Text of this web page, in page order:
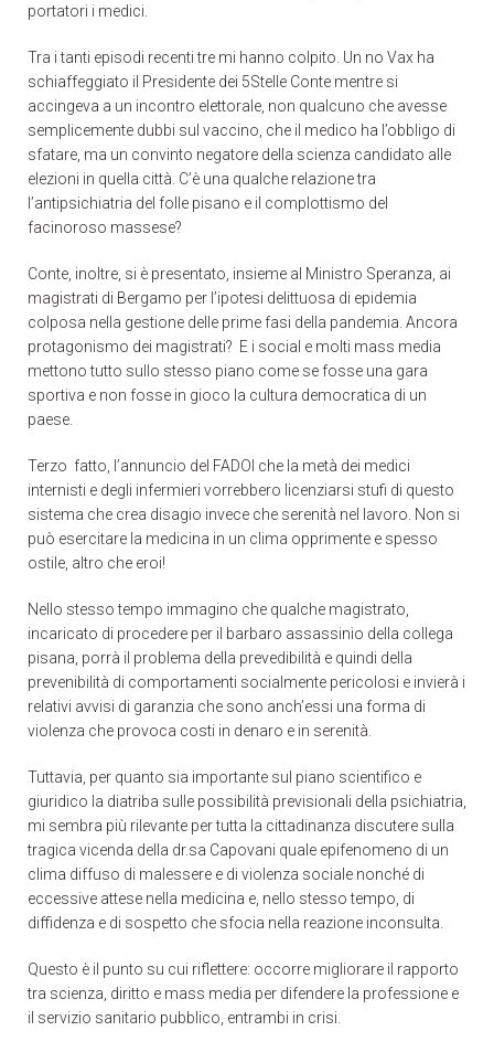
portatori i medici.
Tra i tanti episodi recenti tre mi hanno colpito. Un no Vax ha
schiaffeggiato il Presidente dei 5Stelle Conte mentre si
accingeva a un incontro elettorale, non qualcuno che avesse
semplicemente dubbi sul vaccino, che il medico ha l’obbligo di
sfatare, ma un convinto negatore della scienza candidato alle
elezioni in quella città. C’è una qualche relazione tra
l’antipsichiatria del folle pisano e il complottismo del
facinoroso massese?
Conte, inoltre, si è presentato, insieme al Ministro Speranza, ai
magistrati di Bergamo per l’ipotesi delittuosa di epidemia
colposa nella gestione delle prime fasi della pandemia. Ancora
protagonismo dei magistrati? E i social e molti mass media
mettono tutto sullo stesso piano come se fosse una gara
sportiva e non fosse in gioco la cultura democratica di un
paese.
Terzo fatto, l’annuncio del FADOI che la metà dei medici
internisti e degli infermieri vorrebbero licenziarsi stufi di questo
sistema che crea disagio invece che serenità nel lavoro. Non si
può esercitare la medicina in un clima opprimente e spesso
ostile, altro che eroi!
Nello stesso tempo immagino che qualche magistrato,
incaricato di procedere per il barbaro assassinio della collega
pisana, porrà il problema della prevedibilità e quindi della
prevenibilità di comportamenti socialmente pericolosi e invierà i
relativi avvisi di garanzia che sono anch’essi una forma di
violenza che provoca costi in denaro e in serenità.
Tuttavia, per quanto sia importante sul piano scientifico e
giuridico la diatriba sulle possibilità previsionali della psichiatria,
mi sembra più rilevante per tutta la cittadinanza discutere sulla
tragica vicenda della dr.sa Capovani quale epifenomeno di un
clima diffuso di malessere e di violenza sociale nonché di
eccessive attese nella medicina e, nello stesso tempo, di
diffidenza e di sospetto che sfocia nella reazione inconsulta.
Questo è il punto su cui riflettere: occorre migliorare il rapporto
tra scienza, diritto e mass media per difendere la professione e
il servizio sanitario pubblico, entrambi in crisi.